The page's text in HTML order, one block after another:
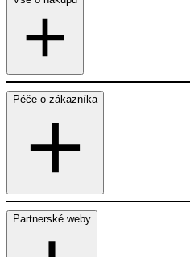
Péče o zákazníka
Partnerské weby